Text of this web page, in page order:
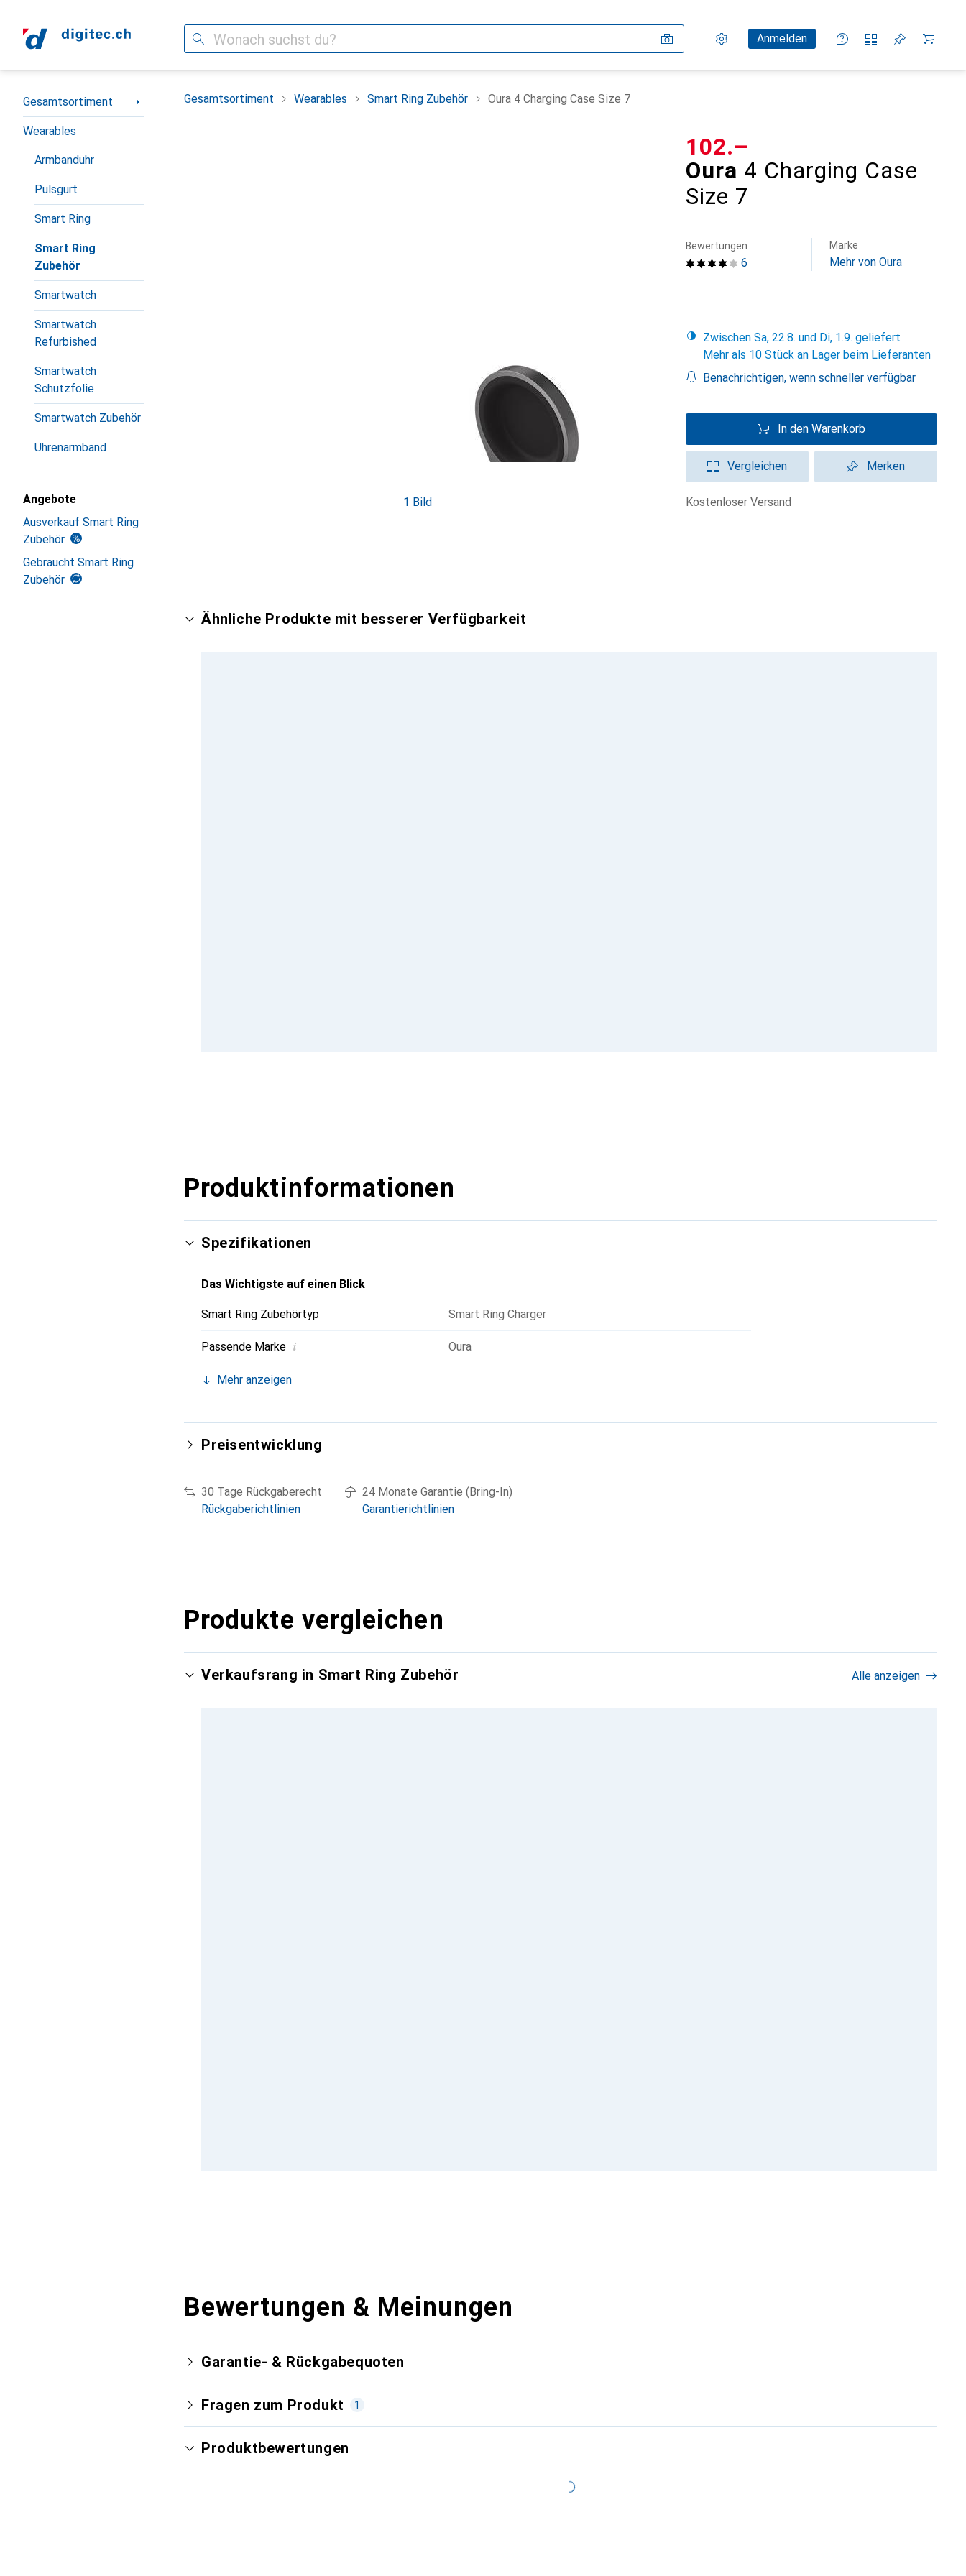
Suche Einstellungen
KundenkontoAnmelden
Vergleichslisten
Merklisten
Warenkorb
Navigation nach Kategorien
Gesamtsortiment
Wearables
Armbanduhr
Pulsgurt
Smart Ring
Smart Ring
Zubehör
Smartwatch
Smartwatch
Refurbished
Smartwatch
Schutzfolie
Smartwatch Zubehör
Uhrenarmband
Angebote
Ausverkauf Smart Ring
Zubehör
Gebraucht Smart Ring
Zubehör
Gesamtsortiment Wearables Smart Ring Zubehör Oura 4 Charging Case Size 7
1 Bild
Oura 4 Charging Case
Size 7
CHF
102.–
6
Bewertungen Marke
Mehr von Oura
Zwischen Sa, 22.8. und Di, 1.9. geliefert
Mehr als 10 Stück an Lager beim Lieferanten
Benachrichtigen, wenn schneller verfügbar
In den Warenkorb
Vergleichen Merken
kostenloser Versand
Ähnliche Produkte mit besserer Verfügbarkeit
Produktinformationen
Spezifikationen
Das Wichtigste auf einen Blick
Smart Ring Zubehörtyp Smart Ring Charger
Passende Marke i Oura
Mehr anzeigen
Preisentwicklung
30 Tage Rückgaberecht
Rückgaberichtlinien
24 Monate Garantie (Bring-In)
Garantierichtlinien
Produkte vergleichen
Verkaufsrang in Smart Ring Zubehör Alle anzeigen
Bewertungen & Meinungen
Garantie- & Rückgabequoten
Fragen zum Produkt 1
Produktbewertungen